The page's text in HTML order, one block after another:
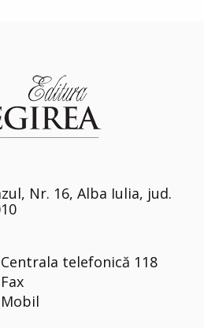
Nr. 16, Alba Iulia, jud.
Centrala telefonică 118
Mobil